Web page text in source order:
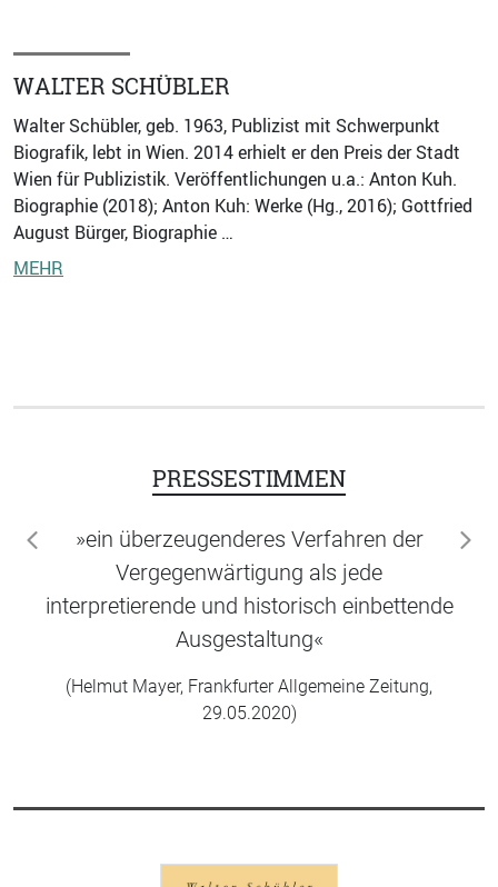
WALTER SCHÜBLER
Walter Schübler, geb. 1963, Publizist mit Schwerpunkt
Biografik, lebt in Wien. 2014 erhielt er den Preis der Stadt
Wien für Publizistik. Veröffentlichungen u.a.: Anton Kuh.
Biographie (2018); Anton Kuh: Werke (Hg., 2016); Gottfried
August Bürger, Biographie …
MEHR
PRESSESTIMMEN
»ein überzeugenderes Verfahren der
Vergegenwärtigung als jede
interpretierende und historisch einbettende
Ausgestaltung«
(Helmut Mayer, Frankfurter Allgemeine Zeitung,
29.05.2020)
zurück